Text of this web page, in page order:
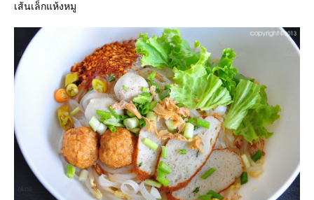
เส้นเล็กแห้งหมู